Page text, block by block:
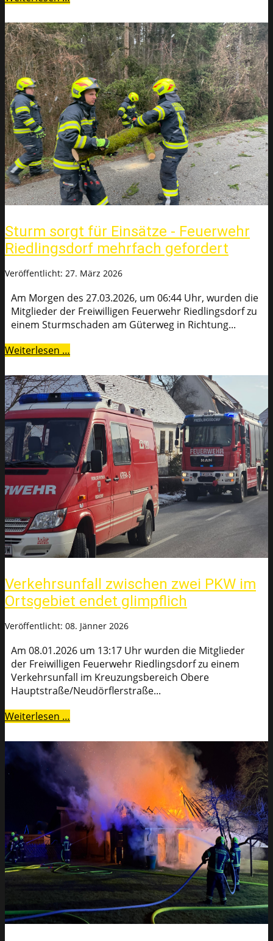
Sturm sorgt für Einsätze - Feuerwehr
Riedlingsdorf mehrfach gefordert
Veröffentlicht: 27. März 2026
Am Morgen des 27.03.2026, um 06:44 Uhr, wurden die
Mitglieder der Freiwilligen Feuerwehr Riedlingsdorf zu
einem Sturmschaden am Güterweg in Richtung...
Weiterlesen …
Verkehrsunfall zwischen zwei PKW im
Ortsgebiet endet glimpflich
Veröffentlicht: 08. Jänner 2026
Am 08.01.2026 um 13:17 Uhr wurden die Mitglieder
der Freiwilligen Feuerwehr Riedlingsdorf zu einem
Verkehrsunfall im Kreuzungsbereich Obere
Hauptstraße/Neudörflerstraße...
Weiterlesen …